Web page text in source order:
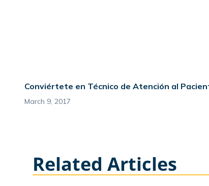
Conviértete en Técnico de Atención al
March 9, 2017
Related Articles